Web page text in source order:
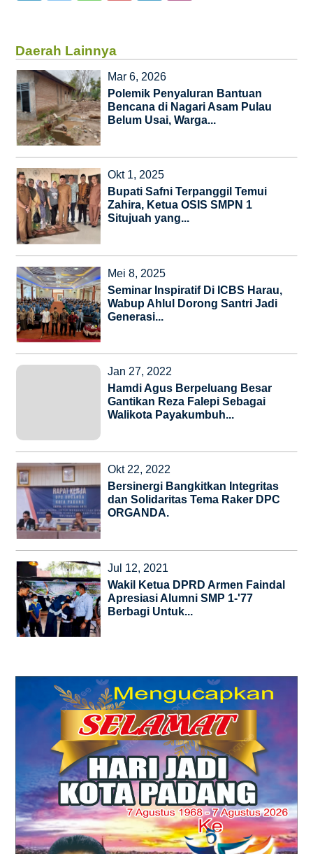
Daerah Lainnya
Mar 6, 2026
Polemik Penyaluran Bantuan
Bencana di Nagari Asam Pulau
Belum Usai, Warga...
Okt 1, 2025
Bupati Safni Terpanggil Temui
Zahira, Ketua OSIS SMPN 1
Situjuah yang...
Mei 8, 2025
Seminar Inspiratif Di ICBS Harau,
Wabup Ahlul Dorong Santri Jadi
Generasi...
Jan 27, 2022
Hamdi Agus Berpeluang Besar
Gantikan Reza Falepi Sebagai
Walikota Payakumbuh...
Okt 22, 2022
Bersinergi Bangkitkan Integritas
dan Solidaritas Tema Raker DPC
ORGANDA.
Jul 12, 2021
Wakil Ketua DPRD Armen Faindal
Apresiasi Alumni SMP 1-'77
Berbagi Untuk...